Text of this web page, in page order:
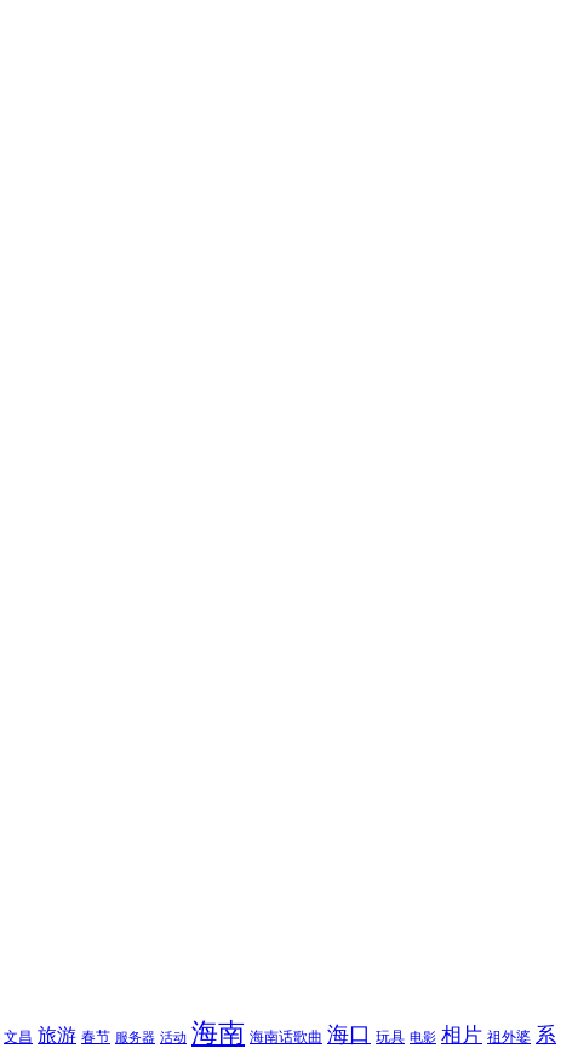
文昌 旅游 春节 服务器 活动 海南 海南话歌曲 海口 玩具 电影 相片 祖外婆 系